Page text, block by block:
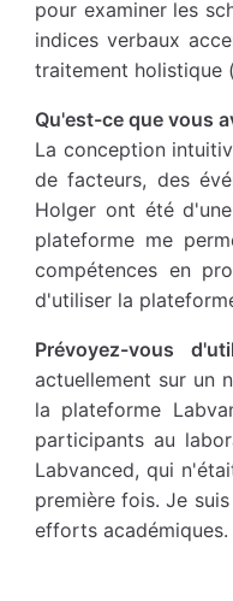
pour examiner les
indices verbaux
traitement holistique
Qu'est-ce que vous
La conception
de facteurs, des
Holger ont été
plateforme me
compétences en
d'utiliser la
Prévoyez-vous
actuellement sur un
la plateforme
participants au
Labvanced, qui
première fois. Je
efforts académiques.